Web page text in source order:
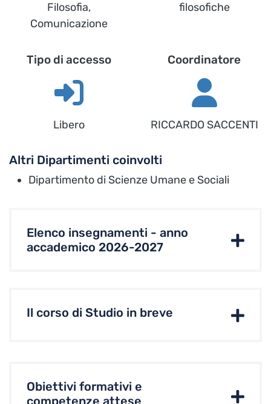
Filosofia,
Comunicazione
filosofiche
Tipo di accesso
Libero
Coordinatore
RICCARDO SACCENTI
Altri Dipartimenti coinvolti
Dipartimento di Scienze Umane e Sociali
Elenco insegnamenti - anno
accademico 2026-2027
Il corso di Studio in breve
Obiettivi formativi e
competenze attese